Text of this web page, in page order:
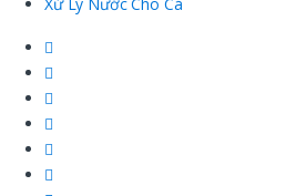
Xử Lý Nước Cho Cá